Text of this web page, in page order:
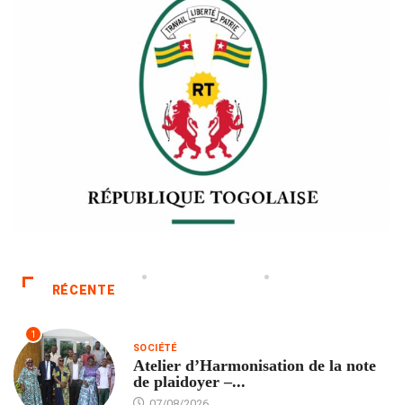
RÉCENTE
1
SOCIÉTÉ
Atelier d’Harmonisation de la note
de plaidoyer –...